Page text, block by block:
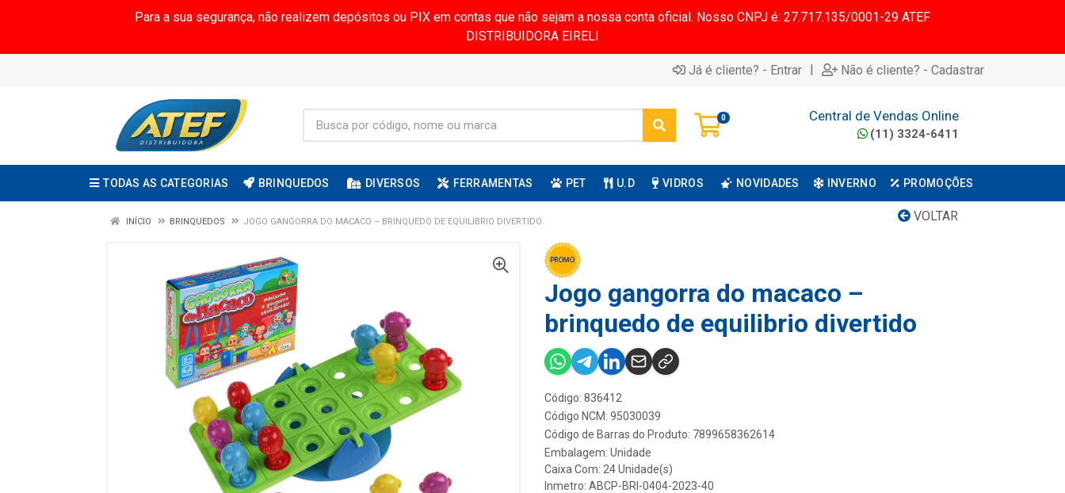
Para a sua segurança, não realizem depósitos ou PIX em contas que não sejam a nossa conta oficial. Nosso CNPJ é: 27.717.135/0001-29 ATEF
DISTRIBUIDORA EIRELI
Já é cliente? - Entrar | Não é cliente? - Cadastrar
0 Central de Vendas Online
(11) 3324-6411
TODAS AS CATEGORIAS BRINQUEDOS DIVERSOS FERRAMENTAS PET U.D VIDROS NOVIDADES INVERNO PROMOÇÕES
VOLTAR
INÍCIO BRINQUEDOS JOGO GANGORRA DO MACACO – BRINQUEDO DE EQUILIBRIO DIVERTIDO
Jogo gangorra do macaco –
brinquedo de equilibrio divertido
Código: 836412
Código NCM: 95030039
Código de Barras do Produto: 7899658362614
Embalagem: Unidade
Caixa Com: 24 Unidade(s)
Inmetro: ABCP-BRI-0404-2023-40